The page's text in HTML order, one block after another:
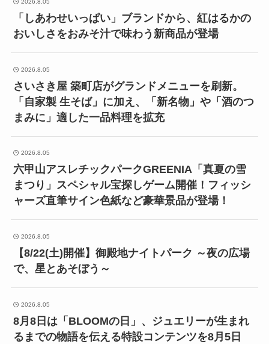
2026.8.05
「しあわせいっぱい」ブランドから、紅はるかの
おいしさをおみそ汁で味わう新商品が登場
2026.8.05
さいさき屋 築町店がグランドメニューを刷新。
「自家製 生そば」に加え、「新名物」や「酒のつ
まみに」適した一品料理を拡充
2026.8.05
六甲山アスレチックパークGREENIA「真夏の雪
まつり」スペシャル宝探しゲーム開催！フィッシ
ャーズ直筆サイン色紙など豪華景品が登場！
2026.8.05
【8/22(土)開催】御殿地ナイトパーク ～夜の広場
で、星とあそぼう～
2026.8.05
8月8日は「BLOOMの日」、ジュエリーが生まれ
るまでの物語を伝える特設コンテンツを8月5日